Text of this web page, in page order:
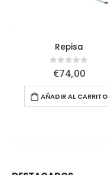
Repisa
0out of 5
€74,00
AÑADIR AL CARRITO